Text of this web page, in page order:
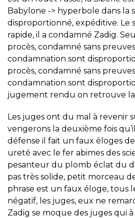
Babylone -> hyperbole dans la
disproportionné, expéditive. Le
rapide, il a condamné Zadig.
procès, condamné sans
condamnation sont
procès, condamné sans
condamnation sont
jugement rendu on retrouve
Les juges ont du mal à revenir
vengerons la deuxième fois
défense il fait un faux éloges
ureté avec le fer abimes des
pesanteur du plomb éclat du
pas très solide, petit morceau
phrase est un faux éloge, tous
négatif, les juges, eux ne
Zadig se moque des juges qui